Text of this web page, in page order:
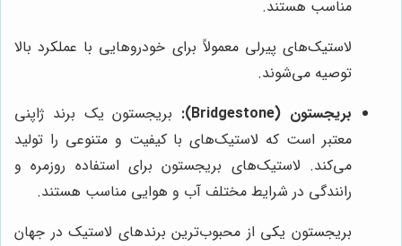
مناسب هستند.
لاستیک‌های پیرلی معمولاً برای خودروهایی با عملکرد بالا
توصیه می‌شوند.
بریجستون (Bridgestone):
بریجستون یک برند ژاپنی
معتبر است که لاستیک‌های با کیفیت و متنوعی را تولید
می‌کند. لاستیک‌های بریجستون برای استفاده روزمره و
رانندگی در شرایط مختلف آب و هوایی مناسب هستند.
بریجستون یکی از محبوب‌ترین برندهای لاستیک در جهان